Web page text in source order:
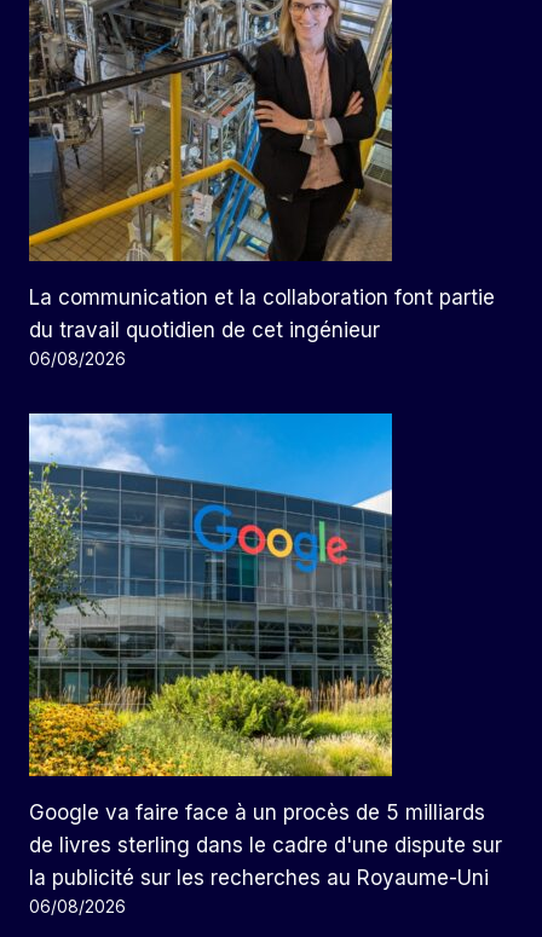
La communication et la collaboration font partie
du travail quotidien de cet ingénieur
06/08/2026
Google va faire face à un procès de 5 milliards
de livres sterling dans le cadre d'une dispute sur
la publicité sur les recherches au Royaume-Uni
06/08/2026